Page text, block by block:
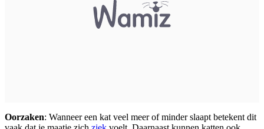
Oorzaken: Wanneer een kat veel meer of minder slaapt betekent dit